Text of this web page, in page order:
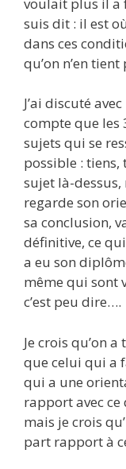
suis dit : il est
dans ces
qu’on n’en
J’ai discuté
compte que les
sujets qui se
possible :
sujet là-
regarde son
sa conclusion,
définitive, ce
a eu son
même qui sont
c’est peu dire….
Je crois qu’on
que celui qui a
qui a une
rapport avec ce
mais je crois
part rapport à